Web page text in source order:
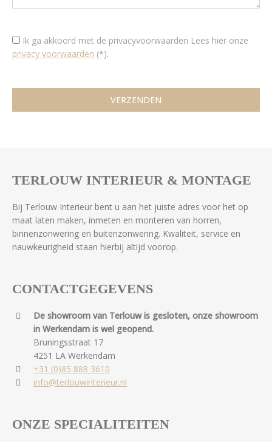
Ik ga akkoord met de privacyvoorwaarden Lees hier onze
privacy voorwaarden (*).
TERLOUW INTERIEUR & MONTAGE
Bij Terlouw Interieur bent u aan het juiste adres voor het op
maat laten maken, inmeten en monteren van horren,
binnenzonwering en buitenzonwering. Kwaliteit, service en
nauwkeurigheid staan hierbij altijd voorop.
CONTACTGEGEVENS
De showroom van Terlouw is gesloten, onze showroom
in Werkendam is wel geopend.
Bruningsstraat 17
4251 LA Werkendam
+31 (0)85 888 3610
info@terlouwinterieur.nl
ONZE SPECIALITEITEN